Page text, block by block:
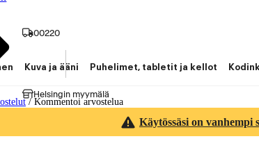
00220
Helsingin myymälä
Kuva ja ääni Puhelimet, tabletit ja kellot
/ Kommentoi arvostelua
Käytössäsi on vanhempi